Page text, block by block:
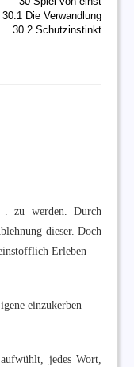
30.1 Die Verwandlung
30.2 Schutzinstinkt
. zu werden. Durch
dieser. Doch
Erleben
einzukerben
jedes Wort,